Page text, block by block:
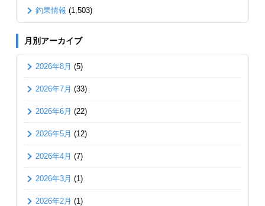
釣果情報 (1,503)
月別アーカイブ
2026年8月 (5)
2026年7月 (33)
2026年6月 (22)
2026年5月 (12)
2026年4月 (7)
2026年3月 (1)
2026年2月 (1)